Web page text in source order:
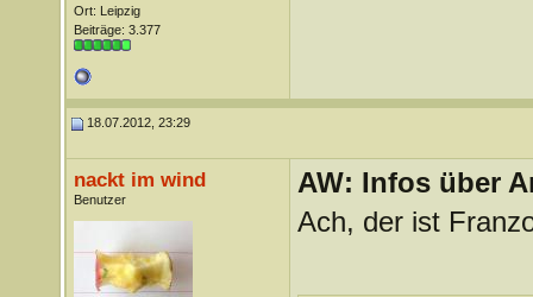
Ort: Leipzig
Beiträge: 3.377
18.07.2012, 23:29
nackt im wind
Benutzer
AW: Infos über
Ach, der ist